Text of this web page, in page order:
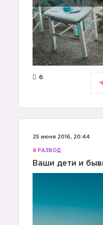
6
25 июня 2016, 20:44
# РАЗВОД
Ваши дети и